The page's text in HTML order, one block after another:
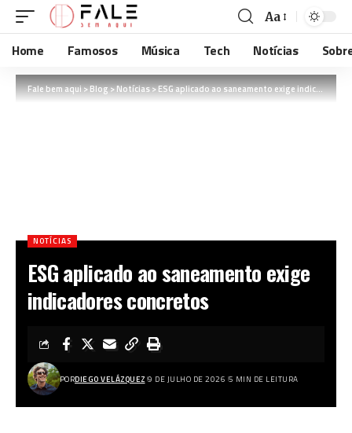
Aa
Home Famosos Música Tech Notícias
Fale bem aqui>Blog>Notícias>ESG aplicado ao saneamento exige indicadores concretos
NOTÍCIAS
ESG aplicado ao saneamento exige
indicadores concretos
PORDIEGO VELÁZQUEZ 9 DE JULHO DE 2026 5 MIN DE LEITURA